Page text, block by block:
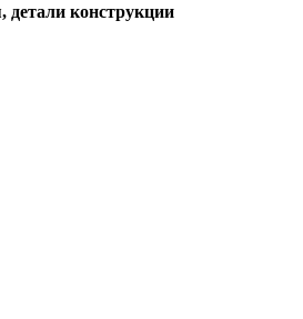
детали конструкции